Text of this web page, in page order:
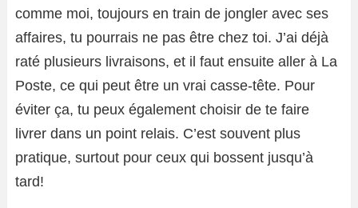
comme moi, toujours en train de jongler avec ses
affaires, tu pourrais ne pas être chez toi. J’ai déjà
raté plusieurs livraisons, et il faut ensuite aller à La
Poste, ce qui peut être un vrai casse-tête. Pour
éviter ça, tu peux également choisir de te faire
livrer dans un point relais. C’est souvent plus
pratique, surtout pour ceux qui bossent jusqu’à
tard!